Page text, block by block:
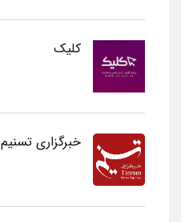
کلیک
خبرگزاری تسنیم